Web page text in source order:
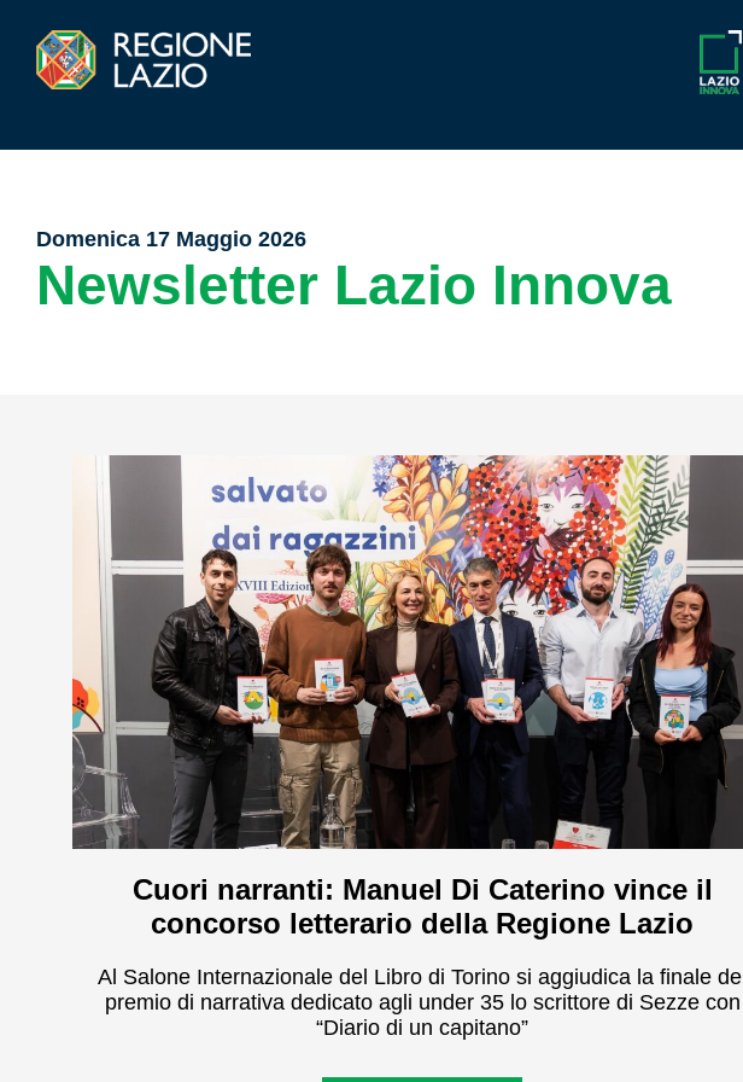
Domenica 17 Maggio 2026
Newsletter Lazio Innova
Cuori narranti: Manuel Di Caterino vince il
concorso letterario della Regione Lazio
Al Salone Internazionale del Libro di Torino si aggiudica la finale del
premio di narrativa dedicato agli under 35 lo scrittore di Sezze con
“Diario di un capitano”